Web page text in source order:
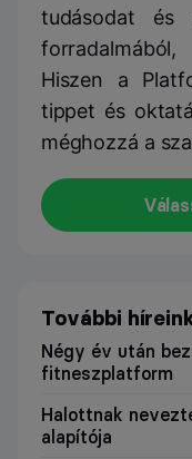
tudásodat és
Hiszen a
tippet és
méghozzá a
További
Négy év után
fitneszplatform
Halottnak
alapítója